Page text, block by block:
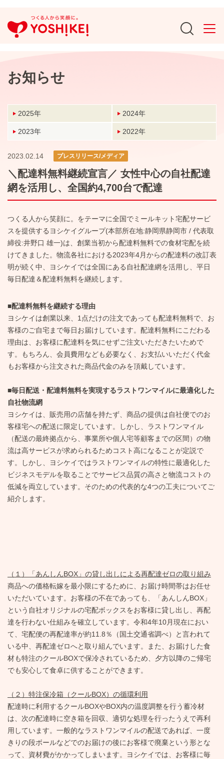
お知らせ
2025年 2024年
2023年 2022年
2023.02.14 プレスリリース/メディア
＼配達料無料継続宣言／ 女性中心の自社配達
網を活用し、全国約4,700台で配達
つくる人から笑顔に。をテーマに全国でミールキット宅配サービ
スを提供するヨシケイグループ(本部所在地:静岡県静岡市 / 代表取
締役:井野口 雄一)は、創業当初から配達料無料での食材宅配を続
けてきました。物流各社における2023年4月からの配達料の改訂表
明が続く中、ヨシケイでは全国にある自社配達網を活用し、平日
毎日配達＆配達料無料を継続します。
■配達料無料を継続する理由
ヨシケイは創業以来、1点だけの注文であっても配達料無料で、お
客様のご自宅まで毎日お届けしています。配達料無料にこだわる
理由は、お客様に配達料を気にせずご注文いただきたいためで
す。もちろん、会員費用なども必要なく、お支払いいただく代金
もお客様から注文された商品代金のみを頂戴しています。
■毎日配送・配達料無料を実現するラストワンマイルに最適化した
自社物流網
ヨシケイは、販売用の店舗を持たず、商品の提供は自社便でのお
客様宅への配送に限定しています。しかし、ラストワンマイル
（配送の最終拠点から、事業所や個人宅等顧客までの区間）の物
流は高サービスが求められるためコスト高になることが定説で
す。しかし、ヨシケイではラストワンマイルの特性に最適化した
ビジネスモデルを取ることでサービス品質の高さと物流コストの
低減を両立しています。そのための代表的な4つの工夫についてご
紹介します。
（１）「あんしんBOX」の貸し出しによる再配達ゼロの取り組み
商品への価格転嫁を最小限にするために、お届け時間帯はお任せ
いただいています。お客様の不在であっても、「あんしんBOX」
という自社オリジナルの宅配ボックスをお客様に貸し出し、再配
達を行わない仕組みを確立しています。令和4年10月現在におい
て、宅配便の再配達率が約11.8％（国土交通省調べ）と言われて
いる中、再配達ゼロへと取り組んでいます。また、お届けした食
材も特注のクールBOXで保冷されているため、夕方以降のご帰宅
でも安心して食卓に供することができます。
（２）特注保冷箱（クールBOX）の循環利用
配達時に利用するクールBOXやBOX内の温度調整を行う蓄冷材
は、次の配達時に空き箱を回収、適切な処理を行ったうえで再利
用しています。一般的なラストワンマイルの配送であれば、一度
きりの段ボールなどでのお届けの後にお客様で廃棄という形とな
って、資材費がかかってしまいます。ヨシケイでは、お客様に毎